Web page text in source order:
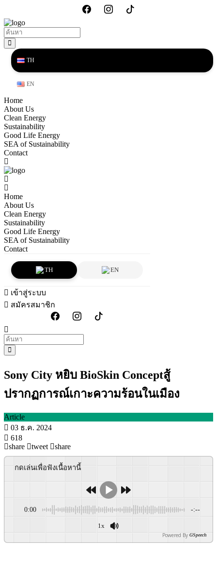
TH
EN
Home
About Us
Clean Energy
Sustainability
Good Life Energy
SEA of Sustainability
Contact
Home
About Us
Clean Energy
Sustainability
Good Life Energy
SEA of Sustainability
Contact
TH EN
เข้าสู่ระบบ
สมัครสมาชิก
Sony City หยิบ BioSkin Conceptสู้
ปรากฏการณ์เกาะความร้อนในเมือง
Article
03 ธ.ค. 2024
618
share
tweet share
กดเล่นเพื่อฟังเนื้อหานี้
0:00 -:--
1x
Powered By GSpeech